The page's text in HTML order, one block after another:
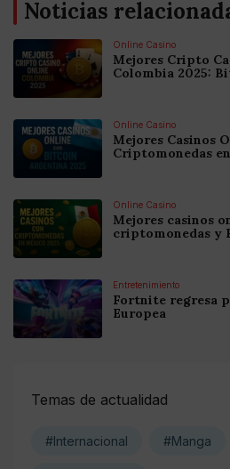
Noticias
Online Casino
Mejores Cripto
Colombia 2025:
Online Casino
Mejores Casinos
Criptomonedas
Online Casino
Mejores casinos
criptomonedas y
Entretenimiento
Fortnite regresa
Europea
Temas de actualidad
#Internacional #Manga